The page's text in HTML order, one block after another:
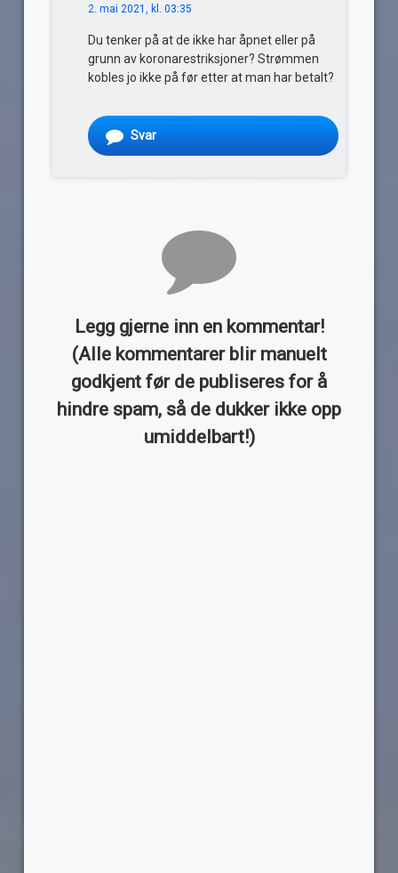
2. mai 2021, kl. 03:35
Du tenker på at de ikke har åpnet eller på
grunn av koronarestriksjoner? Strømmen
kobles jo ikke på før etter at man har betalt?
Svar
Legg gjerne inn en kommentar!
(Alle kommentarer blir manuelt
godkjent før de publiseres for å
hindre spam, så de dukker ikke opp
umiddelbart!)